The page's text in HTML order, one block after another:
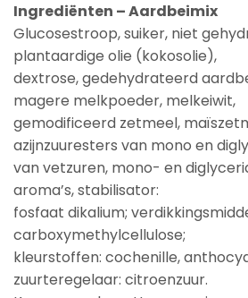
Ingrediënten – Aardbeimix
Glucosestroop, suiker, niet
plantaardige olie (kokosolie),
dextrose, gedehydrateerd
magere melkpoeder, melkeiwit,
gemodificeerd zetmeel,
azijnzuuresters van mono en
van vetzuren, mono- en
aroma’s, stabilisator:
fosfaat dikalium;
carboxymethylcellulose;
kleurstoffen: cochenille,
zuurteregelaar: citroenzuur.